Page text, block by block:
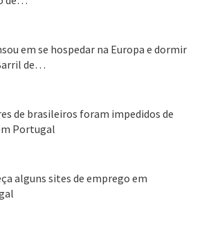
com seus
frontão e pilastras, foi
da Grécia antiga.
escritório de
and Parters criou um
o lugar no maior
Europa.
em se hospedar na Europa e dormir
de…
de brasileiros foram impedidos de
Portugal
alguns sites de emprego em